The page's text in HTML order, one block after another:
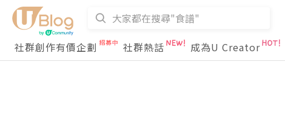
社群創作有價企劃 社群熱話 成為U Creator